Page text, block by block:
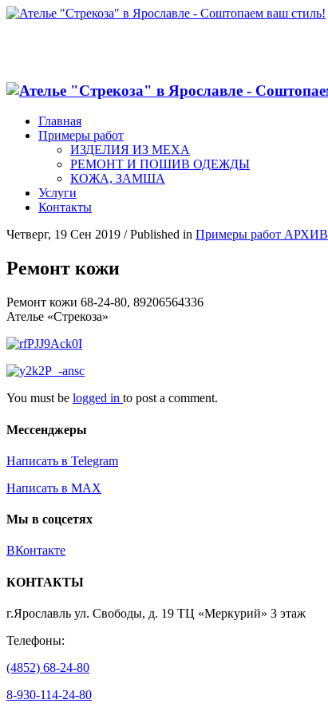
Главная
Примеры работ
ИЗДЕЛИЯ ИЗ МЕХА
РЕМОНТ И ПОШИВ ОДЕЖДЫ
КОЖА, ЗАМША
Услуги
Контакты
Четверг, 19 Сен 2019 /Published in Примеры работ АРХИВ
Ремонт кожи
Ремонт кожи 68-24-80, 89206564336
Ателье «Стрекоза»
You must be logged in to post a comment.
Мессенджеры
Написать в Telegram
Написать в MAX
Мы в соцсетях
ВКонтакте
КОНТАКТЫ
г.Ярославль ул. Свободы, д. 19 ТЦ «Меркурий» 3 этаж
Телефоны:
(4852) 68-24-80
8-930-114-24-80